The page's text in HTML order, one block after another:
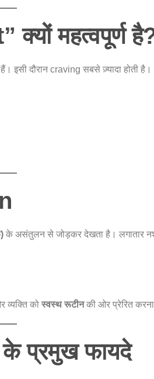
महत्वपूर्ण
इसी दौरान craving सबसे ज़्यादा होती
के असंतुलन से जोड़कर देखता है। लगातार
व्यक्ति को स्वस्थ रूटीनकी ओर प्रेरित करना
प्रमुख फायदे